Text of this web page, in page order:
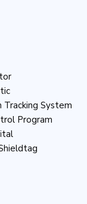
System
Program